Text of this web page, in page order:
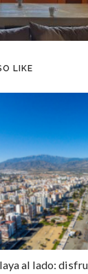
LIKE
al lado: